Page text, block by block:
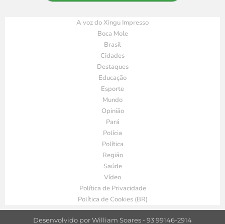
A voz do Xingu Impresso
Boca Mole
Brasil
Cidades
Destaques
Educação
Esporte
Mundo
Opinião
Pará
Polícia
Política
Região
Saúde
Vídeo
Política de Privacidade
Política de Cookies (BR)
Desenvolvido por William Soares - 93 99146-2914